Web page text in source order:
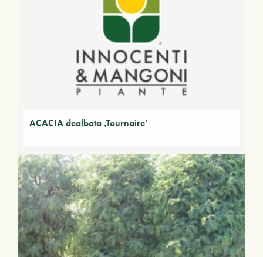
ACACIA dealbata ‚Tournaire‘